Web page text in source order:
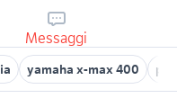
Messaggi
yamaha x-max 400